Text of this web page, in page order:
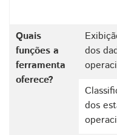
Quais
funções a
ferramenta
oferece?
dos
dos